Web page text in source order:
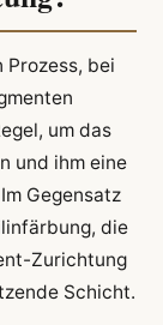
bei
um das
und ihm eine
Gegensatz
die
Zurichtung
Schicht.